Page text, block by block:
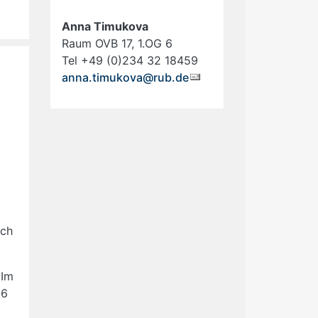
Anna Timukova
Raum OVB 17, 1.OG 6
Tel +49 (0)234 32 18459
anna.timukova@rub.de